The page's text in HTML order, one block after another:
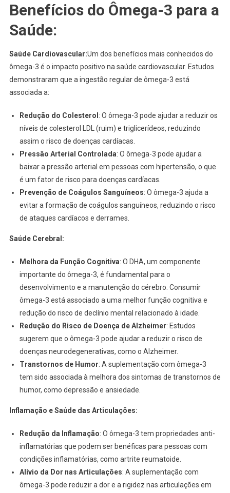
Benefícios do Ômega-3 para a
Saúde:
Saúde Cardiovascular:Um dos benefícios mais conhecidos do
ômega-3 é o impacto positivo na saúde cardiovascular. Estudos
demonstraram que a ingestão regular de ômega-3 está
associada a:
Redução do Colesterol : O ômega-3 pode ajudar a reduzir os
níveis de colesterol LDL (ruim) e triglicerídeos, reduzindo
assim o risco de doenças cardíacas.
Pressão Arterial Controlada: O ômega-3 pode ajudar a
baixar a pressão arterial em pessoas com hipertensão, o que
é um fator de risco para doenças cardíacas.
Prevenção de Coágulos Sanguíneos: O ômega-3 ajuda a
evitar a formação de coágulos sanguíneos, reduzindo o risco
de ataques cardíacos e derrames.
Saúde Cerebral:
Melhora da Função Cognitiva: O DHA, um componente
importante do ômega-3, é fundamental para o
desenvolvimento e a manutenção do cérebro. Consumir
ômega-3 está associado a uma melhor função cognitiva e
redução do risco de declínio mental relacionado à idade.
Redução do Risco de Doença de Alzheimer: Estudos
sugerem que o ômega-3 pode ajudar a reduzir o risco de
doenças neurodegenerativas, como o Alzheimer.
Transtornos de Humor: A suplementação com ômega-3
tem sido associada à melhora dos sintomas de transtornos de
humor, como depressão e ansiedade.
Inflamação e Saúde das Articulações:
Redução da Inflamação: O ômega-3 tem propriedades anti-
inflamatórias que podem ser benéficas para pessoas com
condições inflamatórias, como artrite reumatoide.
Alívio da Dor nas Articulações: A suplementação com
ômega-3 pode reduzir a dor e a rigidez nas articulações em